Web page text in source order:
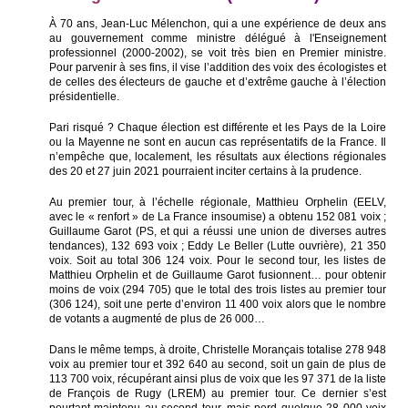
À 70 ans, Jean-Luc Mélenchon, qui a une expérience de deux ans
au gouvernement comme ministre délégué à l'Enseignement
professionnel (2000-2002), se voit très bien en Premier ministre.
Pour parvenir à ses fins, il vise l’addition des voix des écologistes et
de celles des électeurs de gauche et d’extrême gauche à l’élection
présidentielle.
Pari risqué ? Chaque élection est différente et les Pays de la Loire
ou la Mayenne ne sont en aucun cas représentatifs de la France. Il
n’empêche que, localement, les résultats aux élections régionales
des 20 et 27 juin 2021 pourraient inciter certains à la prudence.
Au premier tour, à l’échelle régionale, Matthieu Orphelin (EELV,
avec le « renfort » de La France insoumise) a obtenu 152 081 voix ;
Guillaume Garot (PS, et qui a réussi une union de diverses autres
tendances), 132 693 voix ; Eddy Le Beller (Lutte ouvrière), 21 350
voix. Soit au total 306 124 voix. Pour le second tour, les listes de
Matthieu Orphelin et de Guillaume Garot fusionnent… pour obtenir
moins de voix (294 705) que le total des trois listes au premier tour
(306 124), soit une perte d’environ 11 400 voix alors que le nombre
de votants a augmenté de plus de 26 000…
Dans le même temps, à droite, Christelle Morançais totalise 278 948
voix au premier tour et 392 640 au second, soit un gain de plus de
113 700 voix, récupérant ainsi plus de voix que les 97 371 de la liste
de François de Rugy (LREM) au premier tour. Ce dernier s’est